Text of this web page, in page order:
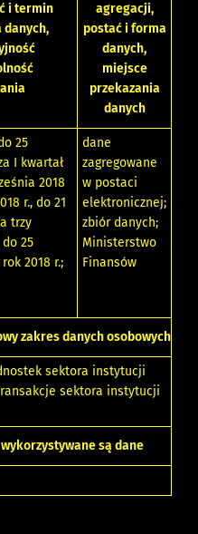
i termin
danych,
agregacji,
postać i forma
danych,
miejsce
przekazania
danych
25
I kwartał
2018
r., do 21
trzy
do 25
2018 r.;
dane
zagregowane
w postaci
elektronicznej;
zbiór danych;
Ministerstwo
Finansów
zakres danych osobowych
sektora instytucji
sektora instytucji
są dane